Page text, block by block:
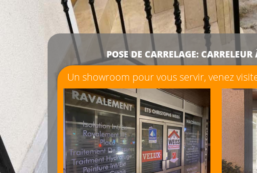
POSE DE CARRELAGE:
Un showroom pour vous servir, venez